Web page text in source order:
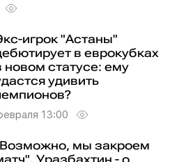
игрок "Астаны"
в еврокубках
новом статусе: ему
удивить
13:00
мы закроем
Уразбахтин - о